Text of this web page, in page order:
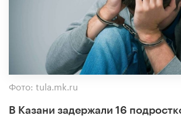
Фото: tula.mk.ru
В Казани задержали 16